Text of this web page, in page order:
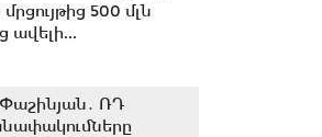
500 մլն
ավելի...
Փաշինյան․ ՌԴ